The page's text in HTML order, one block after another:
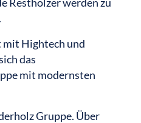
Hightech und
das
mit modernsten
Gruppe. Über